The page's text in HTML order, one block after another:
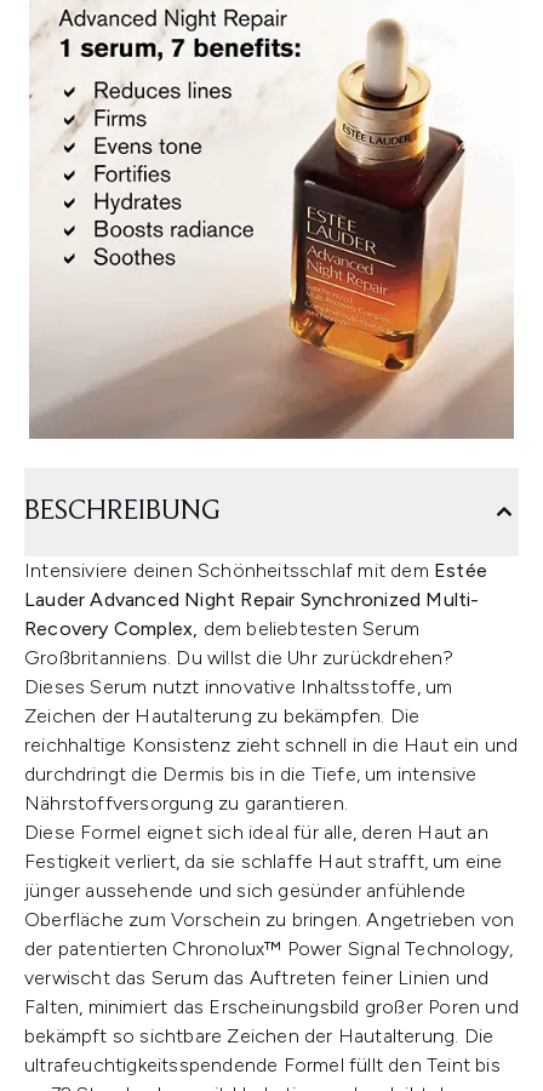
BESCHREIBUNG
Intensiviere deinen Schönheitsschlaf mit dem Estée
Lauder Advanced Night Repair Synchronized Multi-
Recovery Complex, dem beliebtesten Serum
Großbritanniens. Du willst die Uhr zurückdrehen?
Dieses Serum nutzt innovative Inhaltsstoffe, um
Zeichen der Hautalterung zu bekämpfen. Die
reichhaltige Konsistenz zieht schnell in die Haut ein und
durchdringt die Dermis bis in die Tiefe, um intensive
Nährstoffversorgung zu garantieren.
Diese Formel eignet sich ideal für alle, deren Haut an
Festigkeit verliert, da sie schlaffe Haut strafft, um eine
jünger aussehende und sich gesünder anfühlende
Oberfläche zum Vorschein zu bringen. Angetrieben von
der patentierten Chronolux™ Power Signal Technology,
verwischt das Serum das Auftreten feiner Linien und
Falten, minimiert das Erscheinungsbild großer Poren und
bekämpft so sichtbare Zeichen der Hautalterung. Die
ultrafeuchtigkeitsspendende Formel füllt den Teint bis